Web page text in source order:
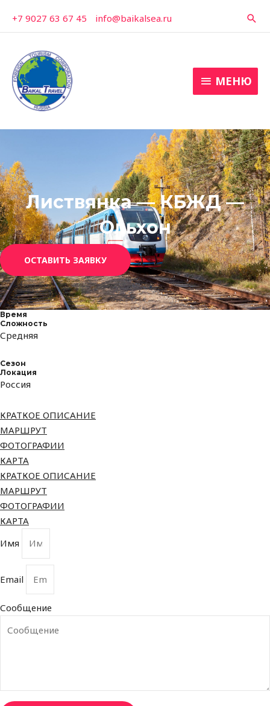
+7 9027 63 67 45 info@baikalsea.ru
МЕНЮ
Листвянка — КБЖД —
Ольхон
ОСТАВИТЬ ЗАЯВКУ
Время
Сложность
Средняя
Сезон
Локация
Россия
КРАТКОЕ ОПИСАНИЕ
МАРШРУТ
ФОТОГРАФИИ
КАРТА
КРАТКОЕ ОПИСАНИЕ
МАРШРУТ
ФОТОГРАФИИ
КАРТА
Имя
Email
Сообщение